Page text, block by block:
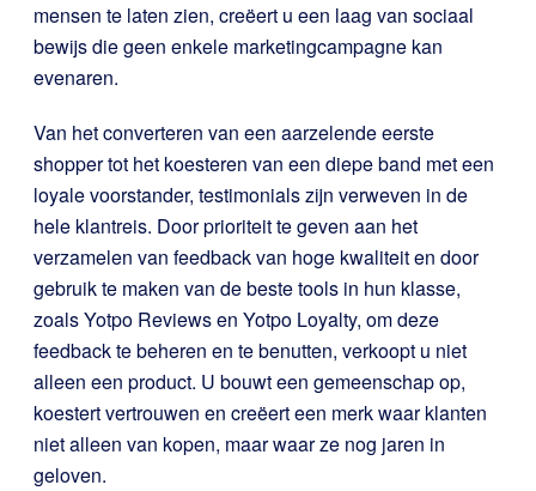
mensen te laten zien, creëert u een laag van sociaal
bewijs die geen enkele marketingcampagne kan
evenaren.
Van het converteren van een aarzelende eerste
shopper tot het koesteren van een diepe band met een
loyale voorstander, testimonials zijn verweven in de
hele klantreis. Door prioriteit te geven aan het
verzamelen van feedback van hoge kwaliteit en door
gebruik te maken van de beste tools in hun klasse,
zoals Yotpo Reviews en Yotpo Loyalty, om deze
feedback te beheren en te benutten, verkoopt u niet
alleen een product. U bouwt een gemeenschap op,
koestert vertrouwen en creëert een merk waar klanten
niet alleen van kopen, maar waar ze nog jaren in
geloven.